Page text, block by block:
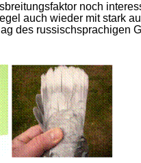
noch
auch wieder mit stark
des russischsprachigen